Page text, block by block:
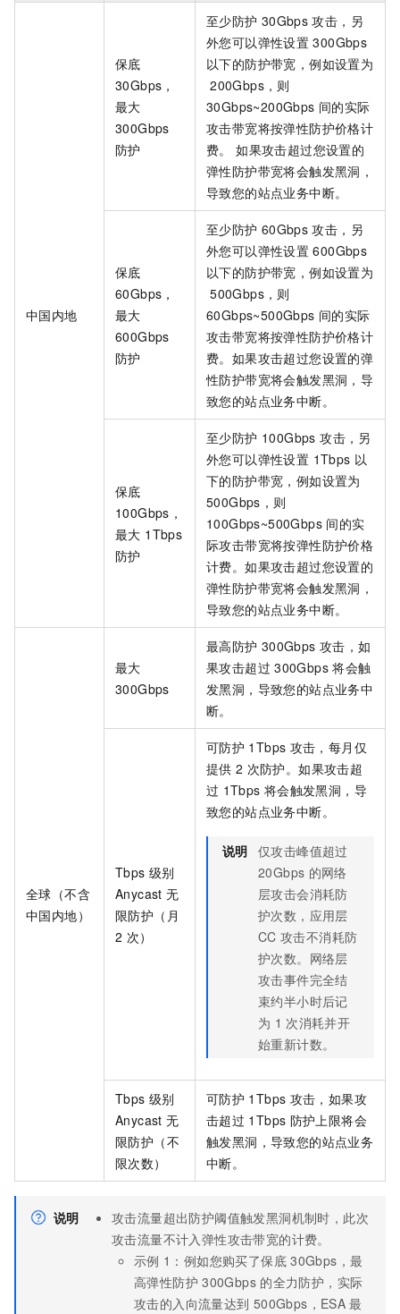
中国内地
保底
30Gbps，
最大
300Gbps
防护
至少防护 30Gbps 攻击，另
外您可以弹性设置 300Gbps
以下的防护带宽，例如设置为
200Gbps，则
30Gbps~200Gbps 间的实际
攻击带宽将按弹性防护价格计
费。 如果攻击超过您设置的
弹性防护带宽将会触发黑洞，
导致您的站点业务中断。
保底
60Gbps，
最大
600Gbps
防护
至少防护 60Gbps 攻击，另
外您可以弹性设置 600Gbps
以下的防护带宽，例如设置为
500Gbps，则
60Gbps~500Gbps 间的实际
攻击带宽将按弹性防护价格计
费。如果攻击超过您设置的弹
性防护带宽将会触发黑洞，导
致您的站点业务中断。
保底
100Gbps，
最大 1Tbps
防护
至少防护 100Gbps 攻击，另
外您可以弹性设置 1Tbps 以
下的防护带宽，例如设置为
500Gbps，则
100Gbps~500Gbps 间的实
际攻击带宽将按弹性防护价格
计费。如果攻击超过您设置的
弹性防护带宽将会触发黑洞，
导致您的站点业务中断。
全球（不含
中国内地）
最大
300Gbps
最高防护 300Gbps 攻击，如
果攻击超过 300Gbps 将会触
发黑洞，导致您的站点业务中
断。
Tbps 级别
Anycast 无
限防护（月
2 次）
可防护 1Tbps 攻击，每月仅
提供 2 次防护。如果攻击超
过 1Tbps 将会触发黑洞，导
致您的站点业务中断。
说明 仅攻击峰值超过
20Gbps 的网络
层攻击会消耗防
护次数，应用层
CC 攻击不消耗防
护次数。网络层
攻击事件完全结
束约半小时后记
为 1 次消耗并开
始重新计数。
Tbps 级别
Anycast 无
限防护（不
限次数）
可防护 1Tbps 攻击，如果攻
击超过 1Tbps 防护上限将会
触发黑洞，导致您的站点业务
中断。
说明
攻击流量超出防护阈值触发黑洞机制时，此次
攻击流量不计入弹性攻击带宽的计费。
示例 1：例如您购买了保底 30Gbps，最
高弹性防护 300Gbps 的全力防护，实际
攻击的入向流量达到 500Gbps， ESA 最